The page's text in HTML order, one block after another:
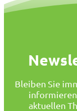
Bleiben Sie
informieren
aktuellen